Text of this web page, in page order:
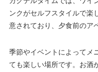
ンクがセルフスタイルで楽
意されており、夕食前のア
季節やイベントによってメ
ても楽しい場所です。お酒